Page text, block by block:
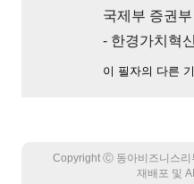
국제부 증권
- 한경가치혁
이 필자의 다른
Copyright Ⓒ 동아비즈니스리
재배포 및